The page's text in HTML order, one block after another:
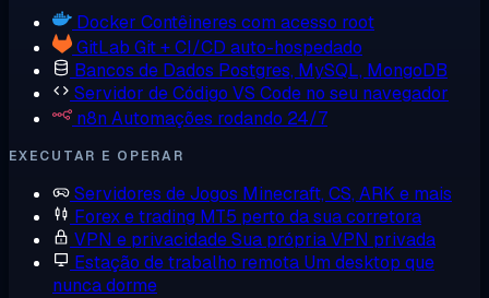
Docker Contêineres com acesso root
GitLab Git + CI/CD auto-hospedado
Bancos de Dados Postgres, MySQL, MongoDB
Servidor de Código VS Code no seu navegador
n8n Automações rodando 24/7
EXECUTAR E OPERAR
Servidores de Jogos Minecraft, CS, ARK e mais
Forex e trading MT5 perto da sua corretora
VPN e privacidadeSua própria VPN privada
Estação de trabalho remota Um desktop que
nunca dorme